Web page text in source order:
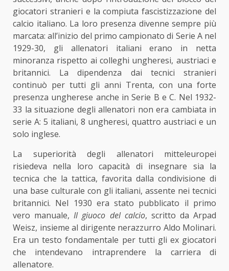
giocatori stranieri e la compiuta fascistizzazione del
calcio italiano. La loro presenza divenne sempre più
marcata: all’inizio del primo campionato di Serie A nel
1929-30, gli allenatori italiani erano in netta
minoranza rispetto ai colleghi ungheresi, austriaci e
britannici. La dipendenza dai tecnici stranieri
continuò per tutti gli anni Trenta, con una forte
presenza ungherese anche in Serie B e C. Nel 1932-
33 la situazione degli allenatori non era cambiata in
serie A: 5 italiani, 8 ungheresi, quattro austriaci e un
solo inglese.
La superiorità degli allenatori mitteleuropei
risiedeva nella loro capacità di insegnare sia la
tecnica che la tattica, favorita dalla condivisione di
una base culturale con gli italiani, assente nei tecnici
britannici. Nel 1930 era stato pubblicato il primo
vero manuale,Il giuoco del calcio, scritto da Arpad
Weisz, insieme al dirigente nerazzurro Aldo Molinari.
Era un testo fondamentale per tutti gli ex giocatori
che intendevano intraprendere la carriera di
allenatore.